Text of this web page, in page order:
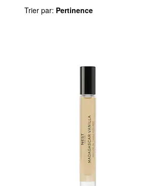
Trier par: Pertinence